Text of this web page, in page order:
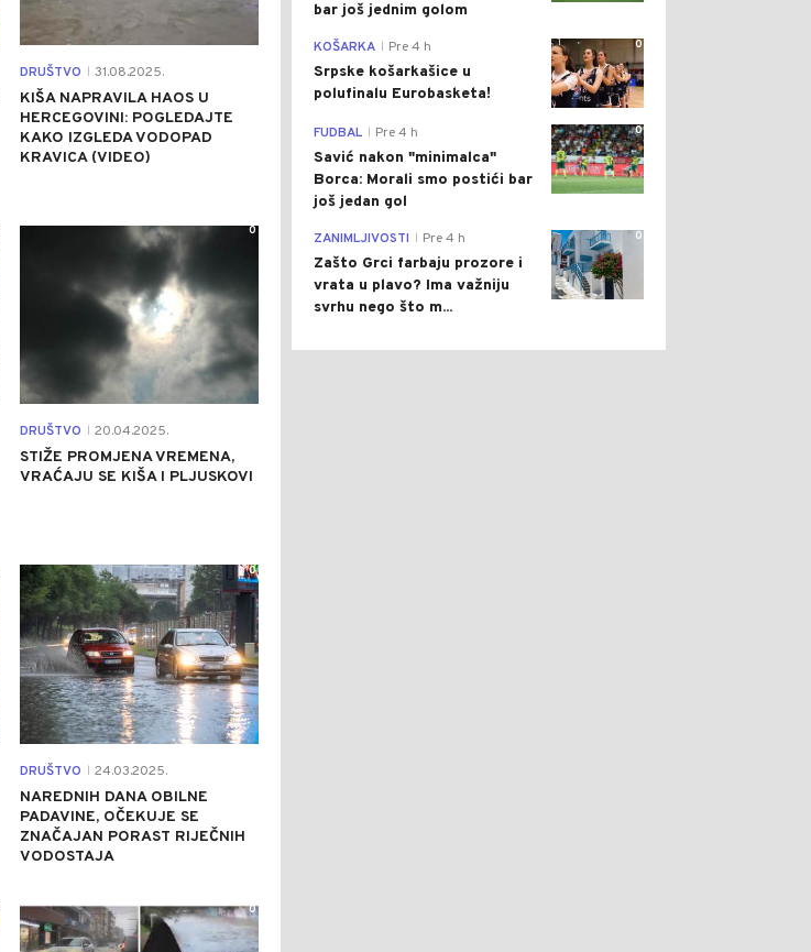
DRUŠTVO 31.08.2025.
KIŠA NAPRAVILA HAOS U
HERCEGOVINI: POGLEDAJTE
KAKO IZGLEDA VODOPAD
KRAVICA (VIDEO)
DRUŠTVO 20.04.2025.
STIŽE PROMJENA VREMENA,
VRAĆAJU SE KIŠA I PLJUSKOVI
0
DRUŠTVO 24.03.2025.
NAREDNIH DANA OBILNE
PADAVINE, OČEKUJE SE
ZNAČAJAN PORAST RIJEČNIH
VODOSTAJA
0
0
bar još jednim golom
0
KOŠARKA Pre 4 h
Srpske košarkašice u
polufinalu Eurobasketa!
0
FUDBAL Pre 4 h
Savić nakon "minimalca"
Borca: Morali smo postići bar
još jedan gol
0
ZANIMLJIVOSTI Pre 4 h
Zašto Grci farbaju prozore i
vrata u plavo? Ima važniju
svrhu nego što m...